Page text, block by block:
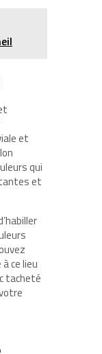
et
qui
et
ce lieu
tacheté